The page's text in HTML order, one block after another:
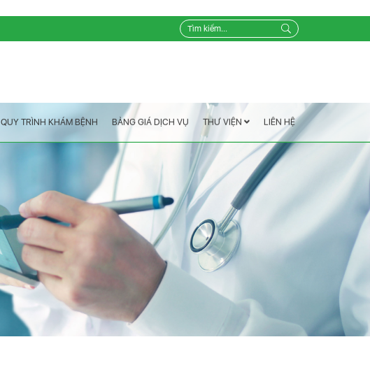
QUY TRÌNH KHÁM BỆNH BẢNG GIÁ DỊCH VỤ THƯ VIỆN LIÊN HỆ